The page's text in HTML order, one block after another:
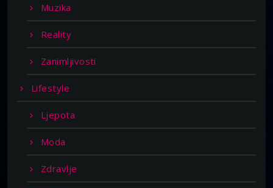
Muzika
Reality
Zanimljivosti
Lifestyle
Ljepota
Moda
Zdravlje